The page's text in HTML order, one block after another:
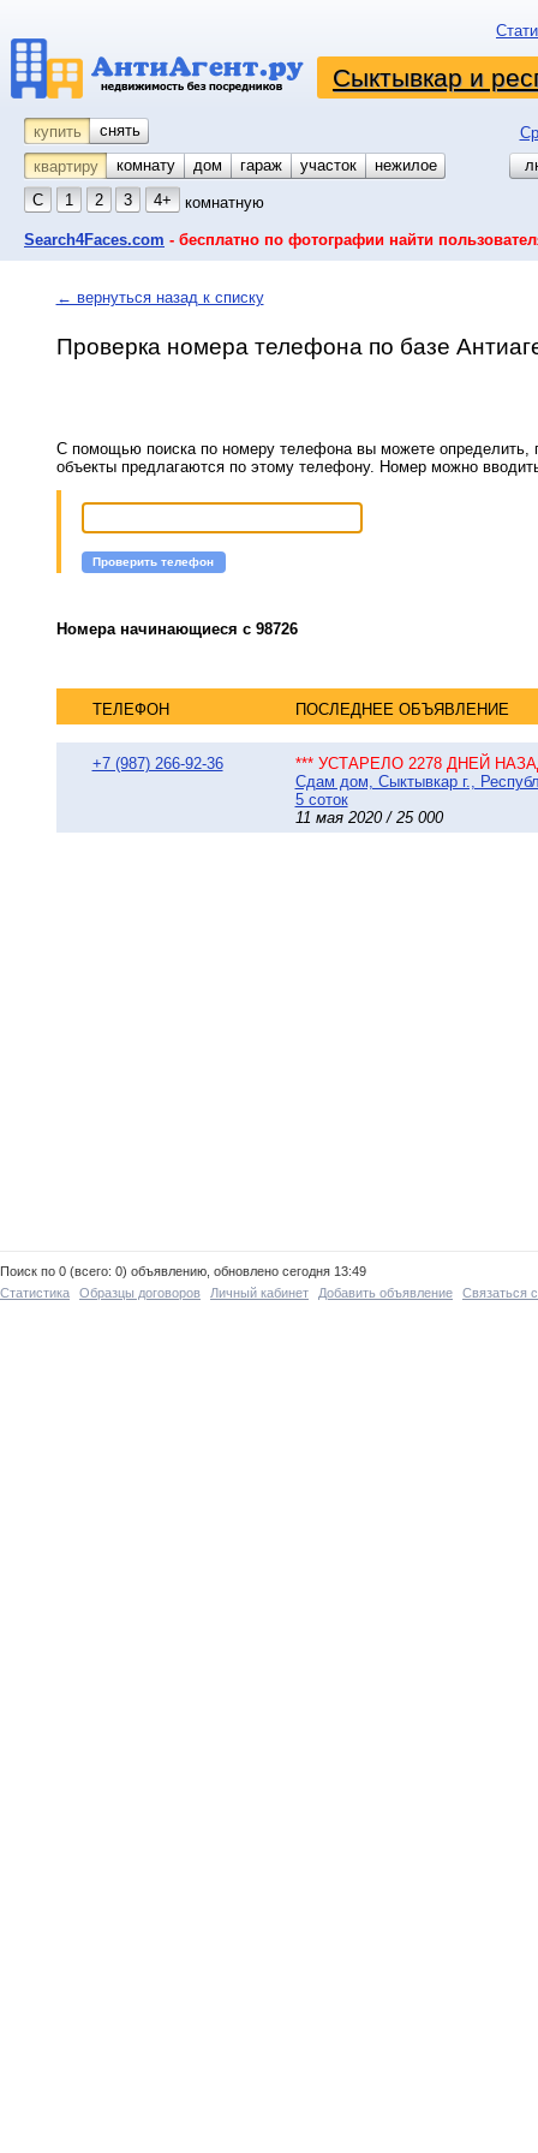
Сыктывкар и
купить снять
квартиру
комнату койко-место
дом гараж участок
нежилое
С
1 2 3 4+ комнатную
Search4Faces.com - бесплатно по фотографии найти
← вернуться назад к списку
Проверка номера телефона по базе
С помощью поиска по номеру телефона вы можете определить,
объекты предлагаются по этому телефону. Номер можно
Проверить телефон
Номера начинающиеся с 98726
ТЕЛЕФОН ПОСЛЕДНЕЕ ОБЪЯВЛЕНИЕ
+7 (987) 266-92-36
*** УСТАРЕЛО 2278 ДНЕЙ
Сдам дом, Сыктывкар г.,
5 соток
11 мая 2020 / 25 000
Поиск по 0 (всего: 0) объявлению, обновлено сегодня 13:49
Статистика
Образцы договоров Личный кабинет Добавить объявление Связаться